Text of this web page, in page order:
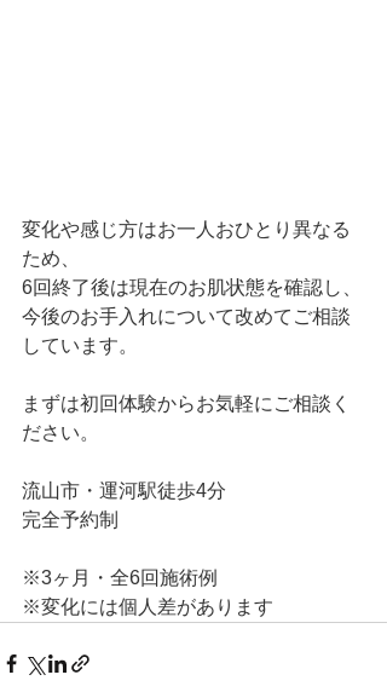
変化や感じ方はお一人おひとり異なる
ため、
6回終了後は現在のお肌状態を確認し、
今後のお手入れについて改めてご相談
しています。
まずは初回体験からお気軽にご相談く
ださい。
流山市・運河駅徒歩4分
完全予約制
※3ヶ月・全6回施術例
※変化には個人差があります